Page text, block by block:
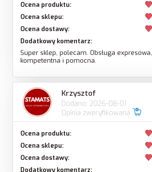
Ocena produktu:
Ocena sklepu:
Ocena dostawy:
Dodatkowy komentarz:
Super sklep, polecam. Obsługa expresowa,
kompetentna i pomocna.
Krzysztof
Dodano: 2026-08-01
Opinia zweryfikowana
Ocena produktu:
Ocena sklepu:
Ocena dostawy:
Dodatkowy komentarz: